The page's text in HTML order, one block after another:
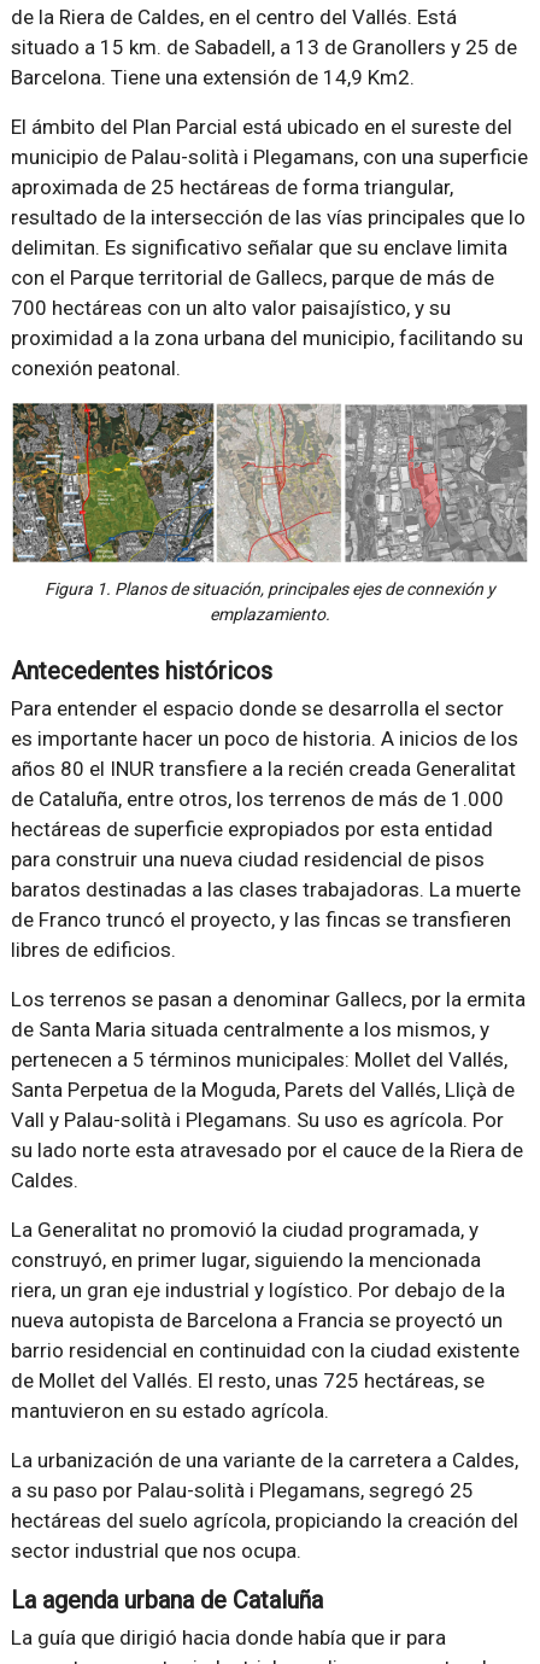
de la Riera de Caldes, en el centro del Vallés. Está
situado a 15 km. de Sabadell, a 13 de Granollers y 25 de
Barcelona. Tiene una extensión de 14,9 Km2.
El ámbito del Plan Parcial está ubicado en el sureste del
municipio de Palau-solità i Plegamans, con una superficie
aproximada de 25 hectáreas de forma triangular,
resultado de la intersección de las vías principales que lo
delimitan. Es significativo señalar que su enclave limita
con el Parque territorial de Gallecs, parque de más de
700 hectáreas con un alto valor paisajístico, y su
proximidad a la zona urbana del municipio, facilitando su
conexión peatonal.
Figura 1. Planos de situación, principales ejes de connexión y
emplazamiento.
Antecedentes históricos
Para entender el espacio donde se desarrolla el sector
es importante hacer un poco de historia. A inicios de los
años 80 el INUR transfiere a la recién creada Generalitat
de Cataluña, entre otros, los terrenos de más de 1.000
hectáreas de superficie expropiados por esta entidad
para construir una nueva ciudad residencial de pisos
baratos destinadas a las clases trabajadoras. La muerte
de Franco truncó el proyecto, y las fincas se transfieren
libres de edificios.
Los terrenos se pasan a denominar Gallecs, por la ermita
de Santa Maria situada centralmente a los mismos, y
pertenecen a 5 términos municipales: Mollet del Vallés,
Santa Perpetua de la Moguda, Parets del Vallés, Lliçà de
Vall y Palau-solità i Plegamans. Su uso es agrícola. Por
su lado norte esta atravesado por el cauce de la Riera de
Caldes.
La Generalitat no promovió la ciudad programada, y
construyó, en primer lugar, siguiendo la mencionada
riera, un gran eje industrial y logístico. Por debajo de la
nueva autopista de Barcelona a Francia se proyectó un
barrio residencial en continuidad con la ciudad existente
de Mollet del Vallés. El resto, unas 725 hectáreas, se
mantuvieron en su estado agrícola.
La urbanización de una variante de la carretera a Caldes,
a su paso por Palau-solità i Plegamans, segregó 25
hectáreas del suelo agrícola, propiciando la creación del
sector industrial que nos ocupa.
La agenda urbana de Cataluña
La guía que dirigió hacia donde había que ir para